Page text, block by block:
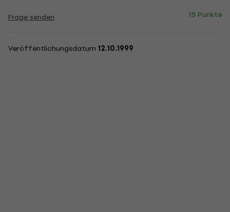
Frage senden 15 Punkte
Veröffentlichungsdatum 12.10.1999